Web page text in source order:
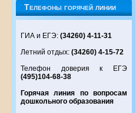
Телефоны горячей линии
ГИА и ЕГЭ: (34260) 4-11-31
Летний отдых: (34260) 4-15-72
Телефон доверия к ЕГЭ
(495)104-68-38
Горячая линия по вопросам
дошкольного образования